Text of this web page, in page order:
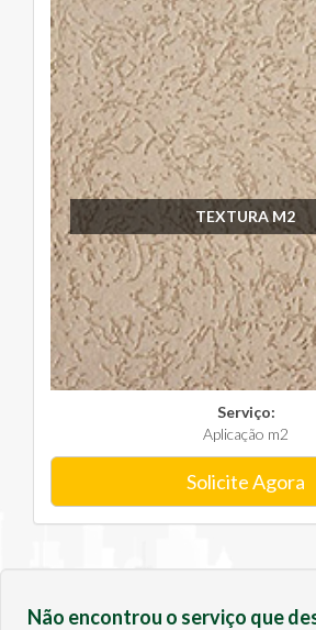
TEXTURA M2
Serviço:
Aplicação m2
Solicite Agora
Não encontrou o serviço que